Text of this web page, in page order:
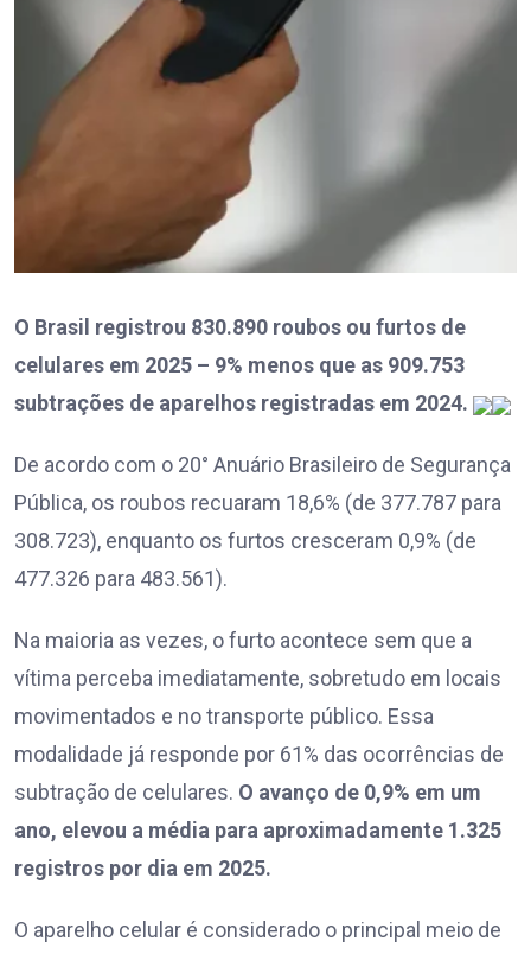
O Brasil registrou 830.890 roubos ou furtos de
celulares em 2025 – 9% menos que as 909.753
subtrações de aparelhos registradas em 2024.
De acordo com o 20° Anuário Brasileiro de Segurança
Pública, os roubos recuaram 18,6% (de 377.787 para
308.723), enquanto os furtos cresceram 0,9% (de
477.326 para 483.561).
Na maioria as vezes, o furto acontece sem que a
vítima perceba imediatamente, sobretudo em locais
movimentados e no transporte público. Essa
modalidade já responde por 61% das ocorrências de
subtração de celulares. O avanço de 0,9% em um
ano, elevou a média para aproximadamente 1.325
registros por dia em 2025.
O aparelho celular é considerado o principal meio de